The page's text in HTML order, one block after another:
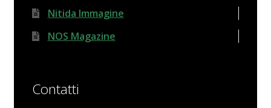
Nitida Immagine
NOS Magazine
Contatti